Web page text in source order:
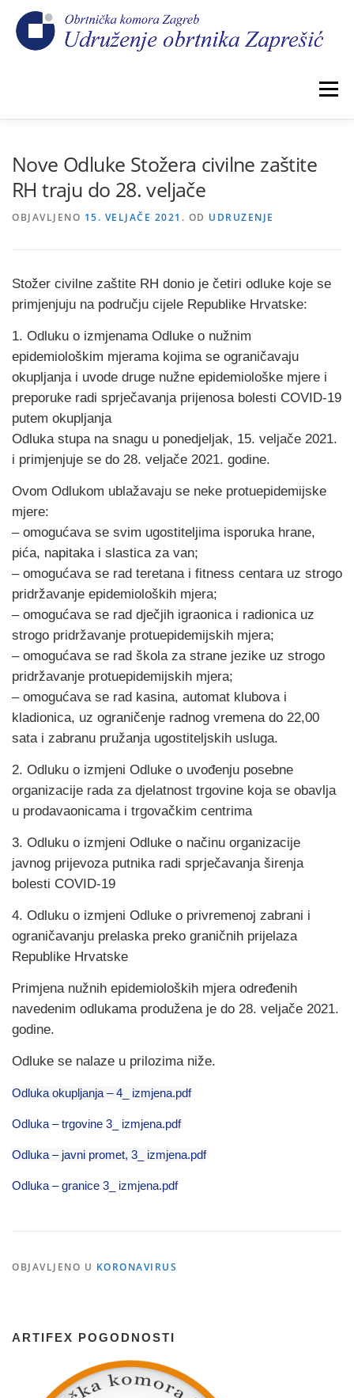
sadržaj
Izbornik
Nove Odluke Stožera civilne zaštite
RH traju do 28. veljače
OBJAVLJENO 15. VELJAČE 2021. OD UDRUZENJE
Stožer civilne zaštite RH donio je četiri odluke koje se
primjenjuju na području cijele Republike Hrvatske:
1. Odluku o izmjenama Odluke o nužnim
epidemiološkim mjerama kojima se ograničavaju
okupljanja i uvode druge nužne epidemiološke mjere i
preporuke radi sprječavanja prijenosa bolesti COVID-19
putem okupljanja
Odluka stupa na snagu u ponedjeljak, 15. veljače 2021.
i primjenjuje se do 28. veljače 2021. godine.
Ovom Odlukom ublažavaju se neke protuepidemijske
mjere:
– omogućava se svim ugostiteljima isporuka hrane,
pića, napitaka i slastica za van;
– omogućava se rad teretana i fitness centara uz strogo
pridržavanje epidemioloških mjera;
– omogućava se rad dječjih igraonica i radionica uz
strogo pridržavanje protuepidemijskih mjera;
– omogućava se rad škola za strane jezike uz strogo
pridržavanje protuepidemijskih mjera;
– omogućava se rad kasina, automat klubova i
kladionica, uz ograničenje radnog vremena do 22,00
sata i zabranu pružanja ugostiteljskih usluga.
2. Odluku o izmjeni Odluke o uvođenju posebne
organizacije rada za djelatnost trgovine koja se obavlja
u prodavaonicama i trgovačkim centrima
3. Odluku o izmjeni Odluke o načinu organizacije
javnog prijevoza putnika radi sprječavanja širenja
bolesti COVID-19
4. Odluku o izmjeni Odluke o privremenoj zabrani i
ograničavanju prelaska preko graničnih prijelaza
Republike Hrvatske
Primjena nužnih epidemioloških mjera određenih
navedenim odlukama produžena je do 28. veljače 2021.
godine.
Odluke se nalaze u prilozima niže.
Odluka okupljanja – 4_ izmjena.pdf
Odluka – trgovine 3_ izmjena.pdf
Odluka – javni promet, 3_ izmjena.pdf
Odluka – granice 3_ izmjena.pdf
OBJAVLJENO U KORONAVIRUS
ARTIFEX POGODNOSTI